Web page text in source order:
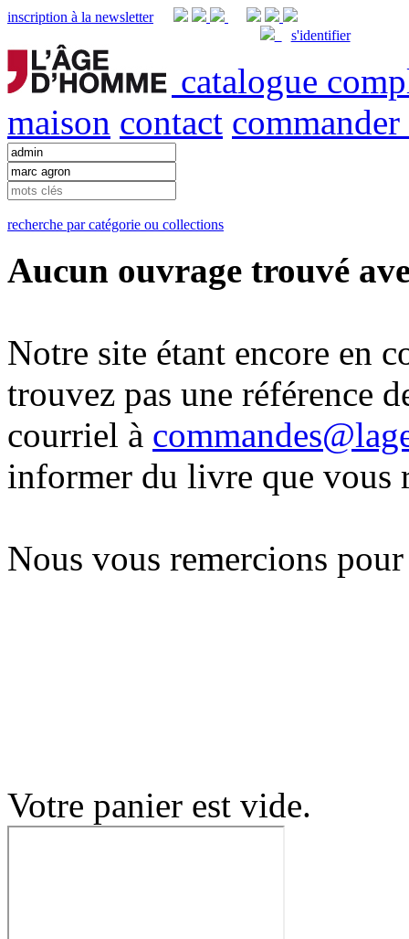
inscription à la newsletter
s'identifier
catalogue
maison contact commander
recherche par catégorie ou collections
Aucun ouvrage trouvé
Notre site étant encore en
trouvez pas une référence
courriel à
informer du livre que vous
Nous vous remercions
Votre panier est vide.